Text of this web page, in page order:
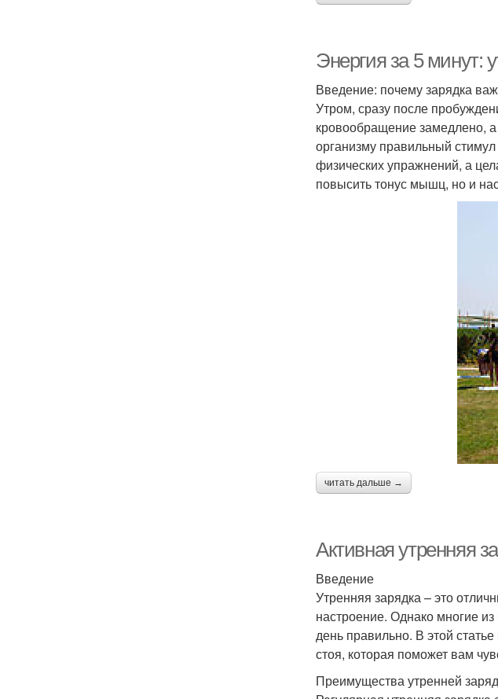
Энергия за 5 минут:
Введение: почему зарядка
Утром, сразу после
кровообращение замедлено,
организму правильный
физических упражнений, а
повысить тонус мышц, но и
читать дальше →
Активная утренняя
Введение
Утренняя зарядка – это
настроение. Однако многие
день правильно. В этой
стоя, которая поможет вам
Преимущества утренней